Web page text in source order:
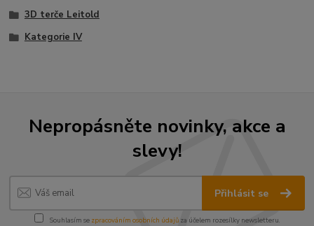
3D terče Leitold
Kategorie IV
Nepropásněte novinky, akce a
slevy!
Přihlásit se
Souhlasím se zpracováním osobních údajůza účelem rozesílky newsletteru.